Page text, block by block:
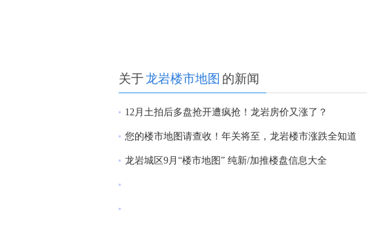
关于 龙岩楼市地图 的新闻
12月土拍后多盘抢开遭疯抢！龙岩房价又涨了？
您的楼市地图请查收！年关将至，龙岩楼市涨跌全知道
龙岩城区9月“楼市地图” 纯新/加推楼盘信息大全